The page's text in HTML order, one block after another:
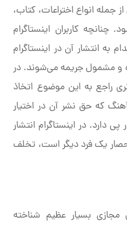
جمله انواع اختراعات، کتاب،
کاربران اینستاگرام
به انتشار آن در اینستاگرام
و مشمول جریمه می‌شوند. در
راجع به این موضوع اتخاذ
که حق نشر آن در اختیار
دارد. در اینستاگرام انتشار
یک فرد دیگر است، تخلف
مجازی بسیار عظیم شناخته